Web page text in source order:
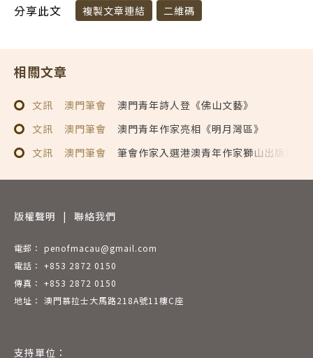
分享此文 複製文章連結 二維碼
相關文章
文訊 澳門筆會
澳門青年詩人登《佛山文藝》
文訊
澳門筆會
澳門青年作家亮相《明月灣區》
文訊
澳門筆會 筆會作家入選港澳青年作家獅山出版計劃
版權聲明 | 聯絡我們
電郵： penofmacau@gmail.com
電話： +853 2872 0150
傳真： +853 2872 0150
地址： 澳門慕拉士大馬路218A號11樓C座
支持單位：